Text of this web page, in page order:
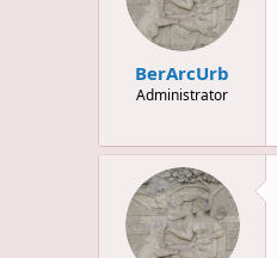
BerArcUrb
Administrator